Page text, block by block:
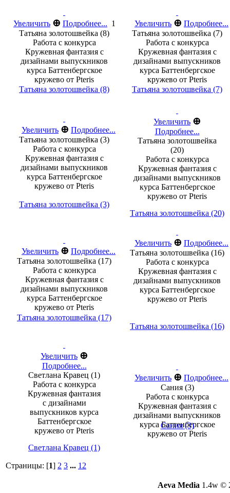
Увеличить ⊕ Подробнее... 1
Татьяна золотошвейка (8)
Работа с конкурса
Кружевная фантазия с
дизайнами выпускников
курса Баттенбергское
кружево от Pteris
Татьяна золотошвейка (8)
Увеличить ⊕ Подробнее...
Татьяна золотошвейка (7)
Работа с конкурса
Кружевная фантазия с
дизайнами выпускников
курса Баттенбергское
кружево от Pteris
Татьяна золотошвейка (7)
Увеличить ⊕ Подробнее...
Татьяна золотошвейка (3)
Работа с конкурса
Кружевная фантазия с
дизайнами выпускников
курса Баттенбергское
кружево от Pteris
Татьяна золотошвейка (3)
Увеличить ⊕
Подробнее...
Татьяна золотошвейка
(20)
Работа с конкурса
Кружевная фантазия с
дизайнами выпускников
курса Баттенбергское
кружево от Pteris
Татьяна золотошвейка (20)
Увеличить ⊕ Подробнее...
Татьяна золотошвейка (17)
Работа с конкурса
Кружевная фантазия с
дизайнами выпускников
курса Баттенбергское
кружево от Pteris
Татьяна золотошвейка (17)
Увеличить ⊕ Подробнее...
Татьяна золотошвейка (16)
Работа с конкурса
Кружевная фантазия с
дизайнами выпускников
курса Баттенбергское
кружево от Pteris
Татьяна золотошвейка (16)
Увеличить ⊕
Подробнее...
Светлана Кравец (1)
Работа с конкурса
Кружевная фантазия
с дизайнами
выпускников курса
Баттенбергское
кружево от Pteris
Светлана Кравец (1)
Увеличить ⊕ Подробнее...
Сания (3)
Работа с конкурса
Кружевная фантазия с
дизайнами выпускников
курса Баттенбергское
кружево от Pteris
Сания (3)
Страницы: [1] 2 3 ... 12
Aeva Media 1.4w ©